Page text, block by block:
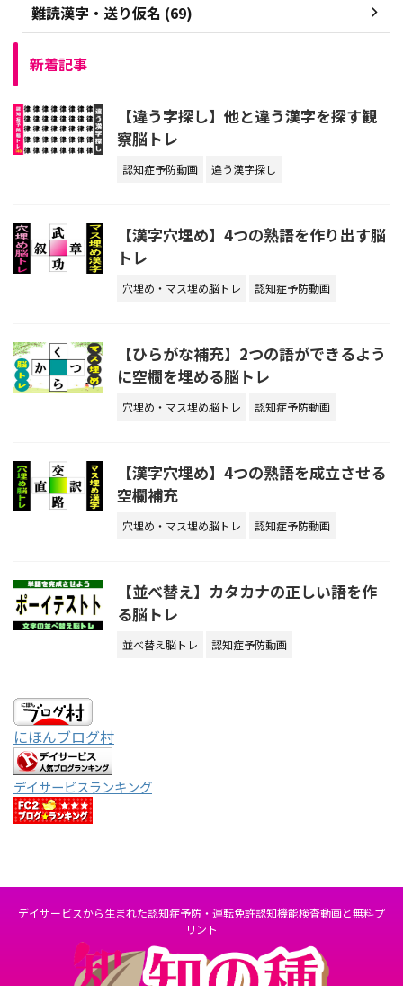
難読漢字・送り仮名 (69)
新着記事
【違う字探し】他と違う漢字を探す観
察脳トレ
認知症予防動画 違う漢字探し
【漢字穴埋め】4つの熟語を作り出す脳
トレ
穴埋め・マス埋め脳トレ 認知症予防動画
【ひらがな補充】2つの語ができるよう
に空欄を埋める脳トレ
穴埋め・マス埋め脳トレ 認知症予防動画
【漢字穴埋め】4つの熟語を成立させる
空欄補充
穴埋め・マス埋め脳トレ 認知症予防動画
【並べ替え】カタカナの正しい語を作
る脳トレ
並べ替え脳トレ 認知症予防動画
にほんブログ村
デイサービスランキング
デイサービスから生まれた認知症予防・運転免許認知機能検査動画と無料プ
リント